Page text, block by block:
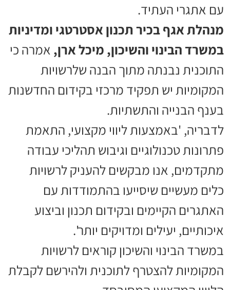
עם אתגרי העתיד.
מנהלת אגף בכיר תכנון אסטרטגי ומדיניות
במשרד הבינוי והשיכון, מיכל ארן, אמרה כי
התוכנית נבנתה מתוך הבנה שלרשויות
המקומיות יש תפקיד מרכזי בקידום החדשנות
בענף הבנייה והתשתיות.
לדבריה, 'באמצעות ליווי מקצועי, התאמת
פתרונות טכנולוגיים וגיבוש תהליכי עבודה
מתקדמים, אנו מבקשים להעניק לרשויות
כלים מעשיים שיסייעו בהתמודדות עם
האתגרים הקיימים ובקידום תכנון וביצוע
איכותיים, יעילים ומדויקים יותר'.
במשרד הבינוי והשיכון קוראים לרשויות
המקומיות להצטרף לתוכנית ולהירשם לקבלת